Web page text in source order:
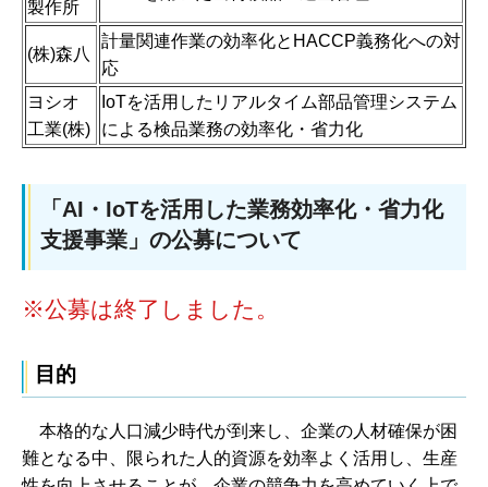
製作所
(株)森八
計量関連作業の効率化とHACCP義務化への対
応
ヨシオ
工業(株)
IoTを活用したリアルタイム部品管理システム
による検品業務の効率化・省力化
「AI・IoTを活用した業務効率化・省力化
支援事業」の公募について
※公募は終了しました。
目的
本格的な人口減少時代が到来し、企業の人材確保が困
難となる中、限られた人的資源を効率よく活用し、生産